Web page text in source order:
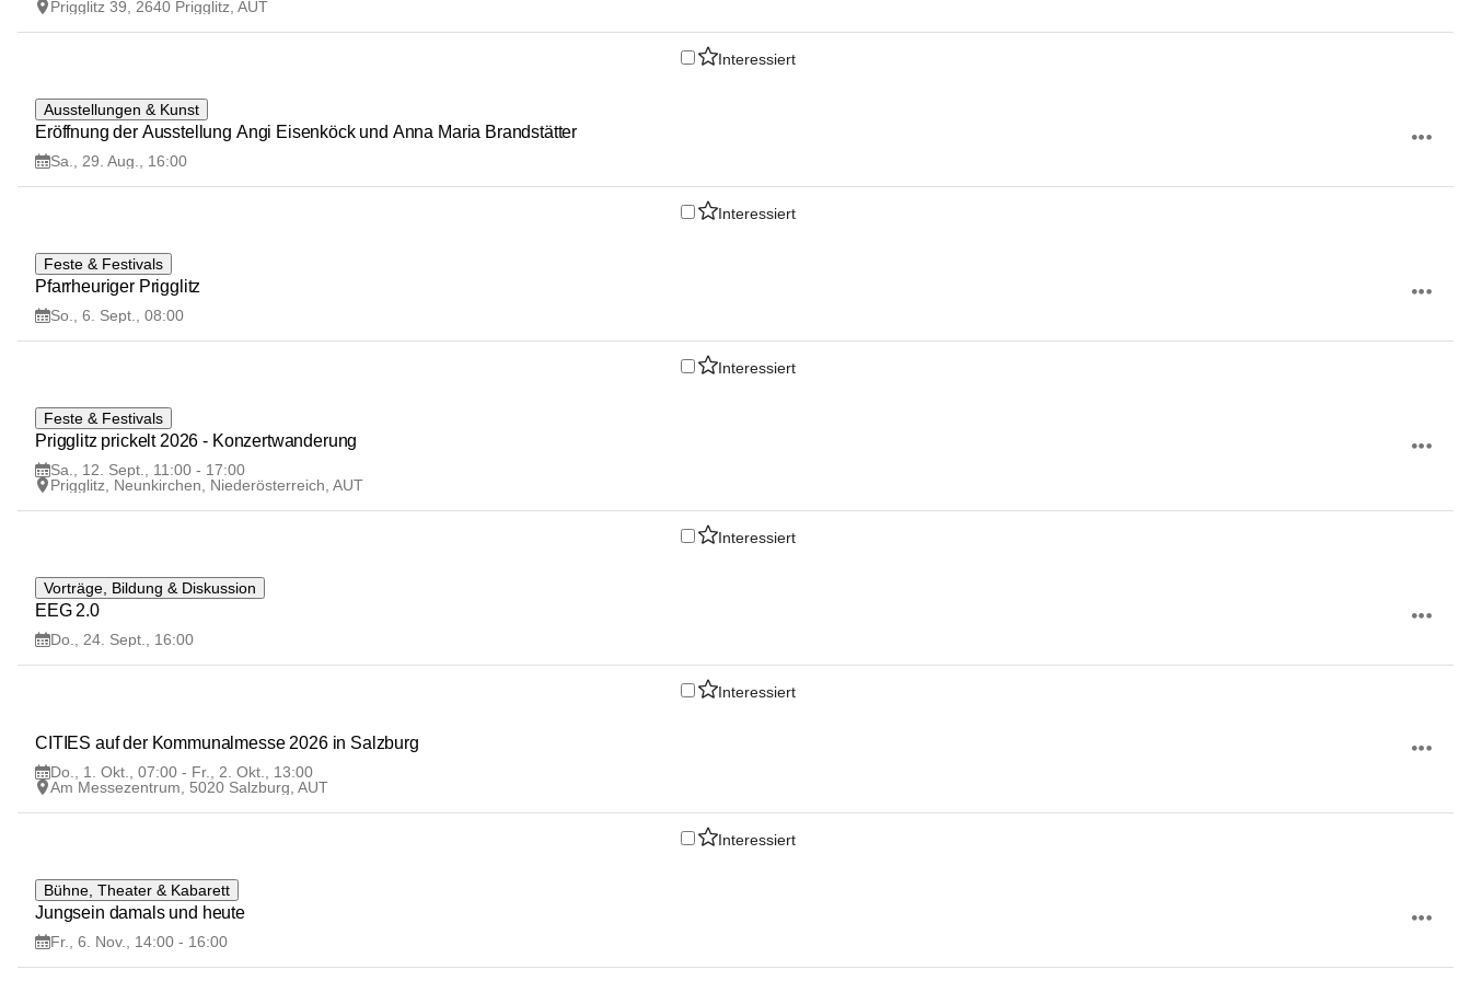
Prigglitz 39, 2640 Prigglitz, AUT
Interessiert
29
AUG
Ausstellungen & Kunst
Eröffnung der Ausstellung Angi Eisenköck und Anna Maria Brandstätter
Sa., 29. Aug., 16:00
Interessiert
6
SEP
Feste & Festivals
Pfarrheuriger Prigglitz
So., 6. Sept., 08:00
Interessiert
12
SEP
Feste & Festivals
Prigglitz prickelt 2026 - Konzertwanderung
Sa., 12. Sept., 11:00 - 17:00
Prigglitz, Neunkirchen, Niederösterreich, AUT
Interessiert
24
SEP
Vorträge, Bildung & Diskussion
EEG 2.0
Do., 24. Sept., 16:00
Interessiert
1
CITIES auf der Kommunalmesse 2026 in Salzburg
Do., 1. Okt., 07:00 - Fr., 2. Okt., 13:00
Am Messezentrum, 5020 Salzburg, AUT
Interessiert
6
NOV
Bühne, Theater & Kabarett
Jungsein damals und heute
Fr., 6. Nov., 14:00 - 16:00